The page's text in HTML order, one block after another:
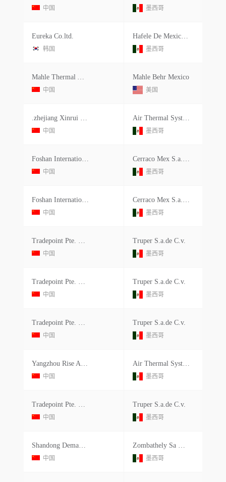
中国 墨西哥
Eureka Co.ltd.
韩国
Hafele De Mexico S A
墨西哥
Mahle Thermal And Fluid Systems Manufacturing Management Inc.
中国
Mahle Behr Mexico
美国
.zhejiang Xinrui Brazing Techno
中国
Air Thermal Systems S.de R.l.de C.v.
墨西哥
Foshan International Trade C
中国
Cerraco Mex S.a.de C.v.
墨西哥
Foshan International Trade C
中国
Cerraco Mex S.a.de C.v.
墨西哥
Tradepoint Pte. Ltd.
中国
Truper S.a.de C.v.
墨西哥
Tradepoint Pte. Ltd.
中国
Truper S.a.de C.v.
墨西哥
Tradepoint Pte. Ltd.
中国
Truper S.a.de C.v.
墨西哥
Yangzhou Rise Al Composite Metal Materials Co.ltd.
中国
Air Thermal Systems S.de R.l.de C.v.
墨西哥
Tradepoint Pte. Ltd.
中国
Truper S.a.de C.v.
墨西哥
Shandong Demax Group
中国
Zombathely Sa De Cv
墨西哥